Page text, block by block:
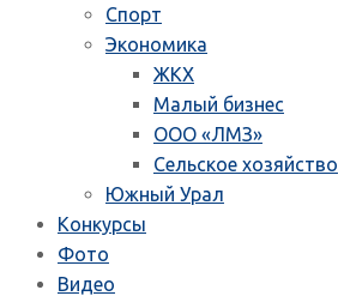
Спорт
Экономика
ЖКХ
Малый бизнес
ООО «ЛМЗ»
Сельское хозяйство
Южный Урал
Конкурсы
Фото
Видео